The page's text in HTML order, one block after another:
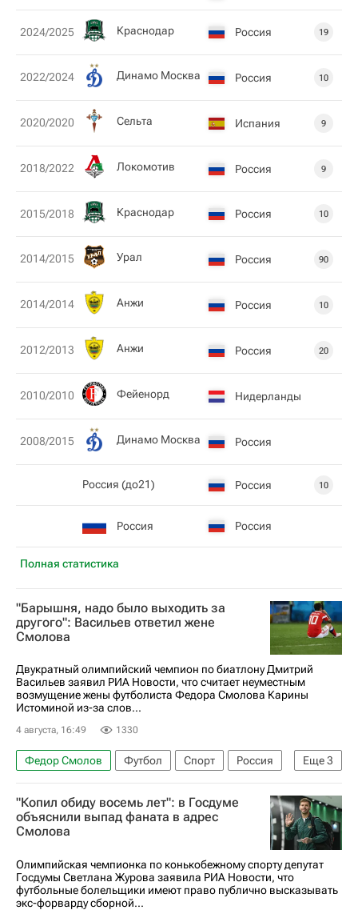
Полная статистика
2024/2025 Краснодар Россия 19
2022/2024 Динамо Москва Россия 10
2020/2020 Сельта Испания 9
2018/2022 Локомотив Россия 9
2015/2018 Краснодар Россия 10
2014/2015 Урал Россия 90
2014/2014 Анжи Россия 10
2012/2013 Анжи Россия 20
2010/2010 Фейенорд Нидерланды
2008/2015 Динамо Москва Россия
Россия (до21) Россия 10
Россия Россия
"Барышня, надо было выходить за
другого": Васильев ответил жене
Смолова
Двукратный олимпийский чемпион по биатлону Дмитрий
Васильев заявил РИА Новости, что считает неуместным
возмущение жены футболиста Федора Смолова Карины
Истоминой из-за слов...
4 августа, 16:49 1330
Еще3
Федор Смолов Футбол Спорт
Россия
Хорватия
Дмитрий Васильев
Сборная России по футболу
"Копил обиду восемь лет": в Госдуме
объяснили выпад фаната в адрес
Смолова
Олимпийская чемпионка по конькобежному спорту депутат
Госдумы Светлана Журова заявила РИА Новости, что
футбольные болельщики имеют право публично высказывать
экс-форварду сборной...